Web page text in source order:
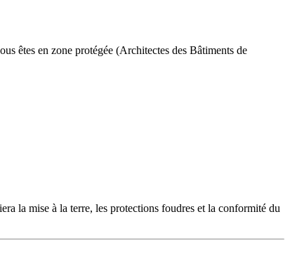
êtes en zone protégée (Architectes des Bâtiments de
la mise à la terre, les protections foudres et la conformité du